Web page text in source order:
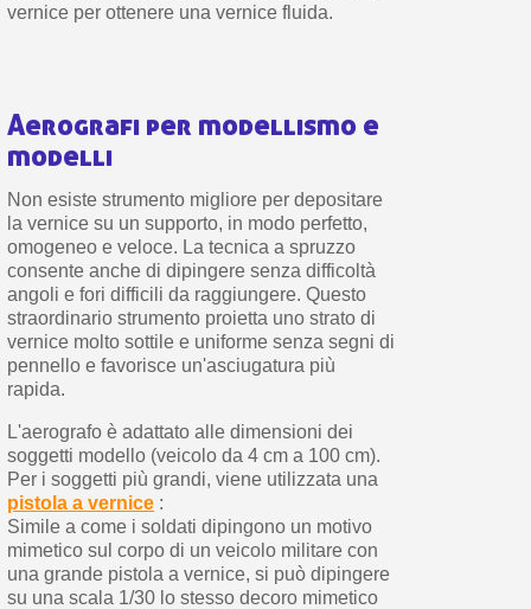
vernice per ottenere una vernice fluida.
Aerografi per modellismo e
modelli
Non esiste strumento migliore per depositare
la vernice su un supporto, in modo perfetto,
omogeneo e veloce. La tecnica a spruzzo
consente anche di dipingere senza difficoltà
angoli e fori difficili da raggiungere. Questo
straordinario strumento proietta uno strato di
vernice molto sottile e uniforme senza segni di
pennello e favorisce un'asciugatura più
rapida.
L'aerografo è adattato alle dimensioni dei
soggetti modello (veicolo da 4 cm a 100 cm).
Per i soggetti più grandi, viene utilizzata una
pistola a vernice:
Simile a come i soldati dipingono un motivo
mimetico sul corpo di un veicolo militare con
una grande pistola a vernice, si può dipingere
su una scala 1/30 lo stesso decoro mimetico